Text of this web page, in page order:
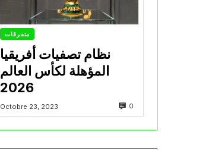
متفرقات
نظام تصفيات أفريقيا
المؤهلة لكأس العالم
2026
Octobre 23, 2023 0